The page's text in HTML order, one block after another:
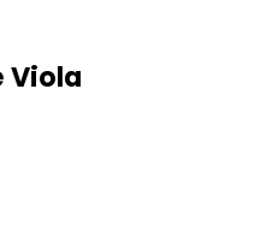
Viola